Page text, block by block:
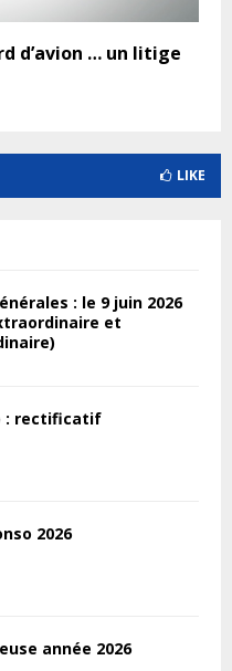
d’avion … un litige
LIKE
: le 9 juin 2026
et
: rectificatif
2026
année 2026